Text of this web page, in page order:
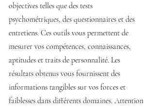
objectives telles que des tests
psychométriques, des questionnaires et des
entretiens. Ces outils vous permettent de
mesurer vos compétences, connaissances,
aptitudes et traits de personnalité. Les
résultats obtenus vous fournissent des
informations tangibles sur vos forces et
faiblesses dans différents domaines. Attention